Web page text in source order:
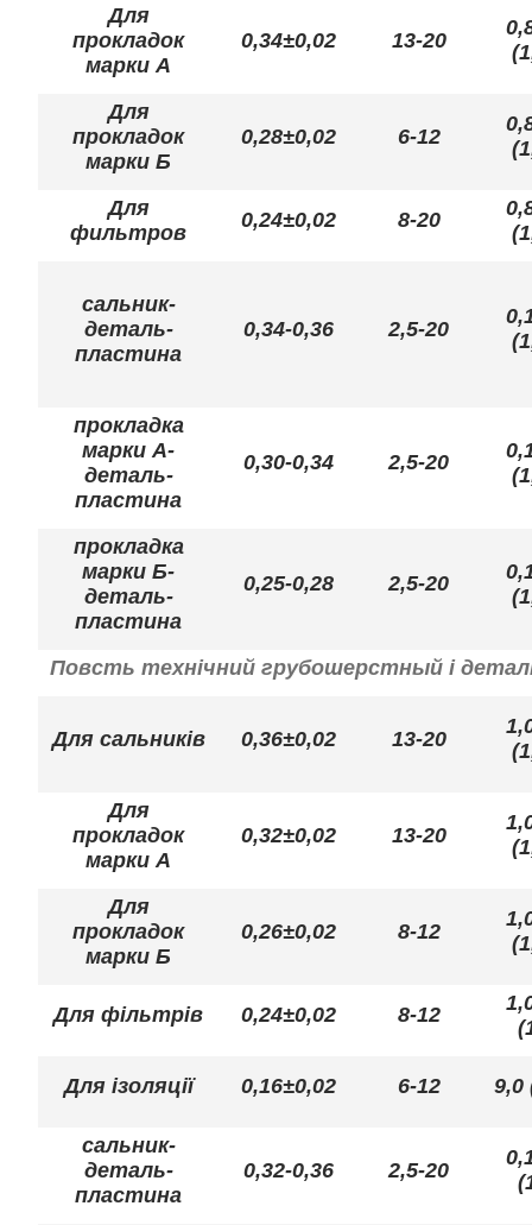
Для
прокладок
марки А
0,34±0,02 13-20
Для
прокладок
марки Б
0,28±0,02 6-12
Для
фильтров
0,24±0,02 8-20
сальник-
деталь-
пластина
0,34-0,36 2,5-20
прокладка
марки А-
деталь-
пластина
0,30-0,34 2,5-20
прокладка
марки Б-
деталь-
пластина
0,25-0,28 2,5-20
Повсть технічний грубошерстный і
Для сальників 0,36±0,02 13-20
Для
прокладок
марки А
0,32±0,02 13-20
Для
прокладок
марки Б
0,26±0,02 8-12
Для фільтрів 0,24±0,02 8-12
Для ізоляції 0,16±0,02 6-12 9,0
сальник-
деталь-
пластина
0,32-0,36 2,5-20